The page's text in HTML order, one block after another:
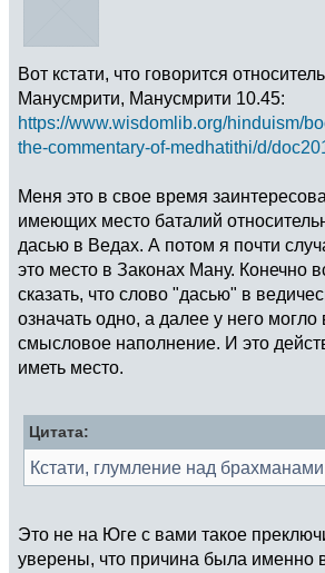
Вот кстати, что говорится
Манусмрити, Манусмрити 10.45:
https://www.wisdomlib.org/hinduism/
the-commentary-of-medhatithi/d/
Меня это в свое время
имеющих место баталий
дасью в Ведах. А потом я почти
это место в Законах Ману. Конечно
сказать, что слово "дасью" в
означать одно, а далее у него могло
смысловое наполнение. И это
иметь место.
Цитата:
Кстати, глумление над брахманами
Это не на Юге с вами такое
уверены, что причина была именно